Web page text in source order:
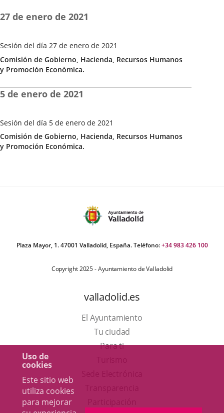
Uso de
cookies
Este sitio web
utiliza cookies
para mejorar
Sesión del día 27 de enero de 2021
Fecha
de
la
27 de enero de 2021
Categoría
Comisión de Gobierno, Hacienda, Recursos Humanos
y Promoción Económica.
Sesión del día 5 de enero de 2021
Fecha
de
la
5 de enero de 2021
Categoría
Comisión de Gobierno, Hacienda, Recursos Humanos
y Promoción Económica.
Plaza Mayor, 1. 47001 Valladolid, España. Teléfono:+34 983 426 100
Copyright 2025 - Ayuntamiento de Valladolid
valladolid.es
El Ayuntamiento
Tu ciudad
Para ti